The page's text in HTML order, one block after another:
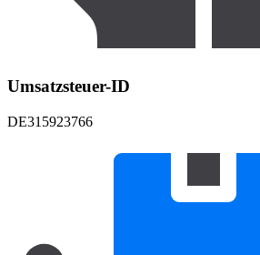
Umsatzsteuer-ID
DE315923766